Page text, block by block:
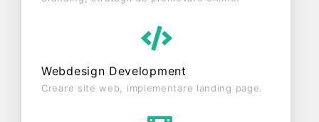
Webdesign Development
Creare site web, implementare landing page.